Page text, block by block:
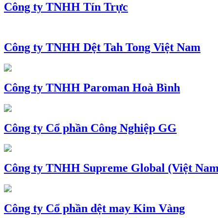
Công ty TNHH Tín Trực
Công ty TNHH Dệt Tah Tong Việt Nam
Công ty TNHH Paroman Hoà Bình
Công ty Cổ phần Công Nghiệp GG
Công ty TNHH Supreme Global (Việt
Công ty Cổ phần dệt may Kim Vàng